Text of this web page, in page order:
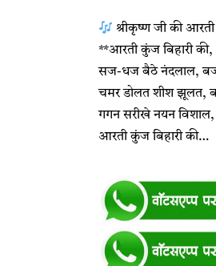
श्रीकृष्ण जी की आरती
**आरती कुंज बिहारी की,
सज-धज बैठे नंदलाल,
चमर डोलत शीश झूलत,
गगन सरीखे नयन विशाल,
आरती कुंज बिहारी की…